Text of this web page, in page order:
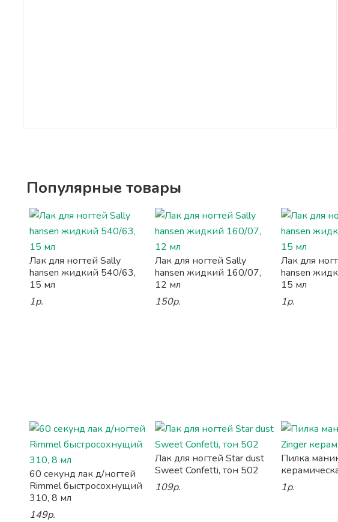
Популярные товары
Лак для ногтей Sally
hansen жидкий 540/63,
15 мл
1р.
Лак для ногтей Sally
hansen жидкий 160/07,
12 мл
150р.
Лак для
hansen
15 мл
1р.
60 секунд лак д/ногтей
Rimmel быстросохнущий
310, 8 мл
149р.
Лак для ногтей Star dust
Sweet Confetti, тон 502
109р.
Пилка
1р.